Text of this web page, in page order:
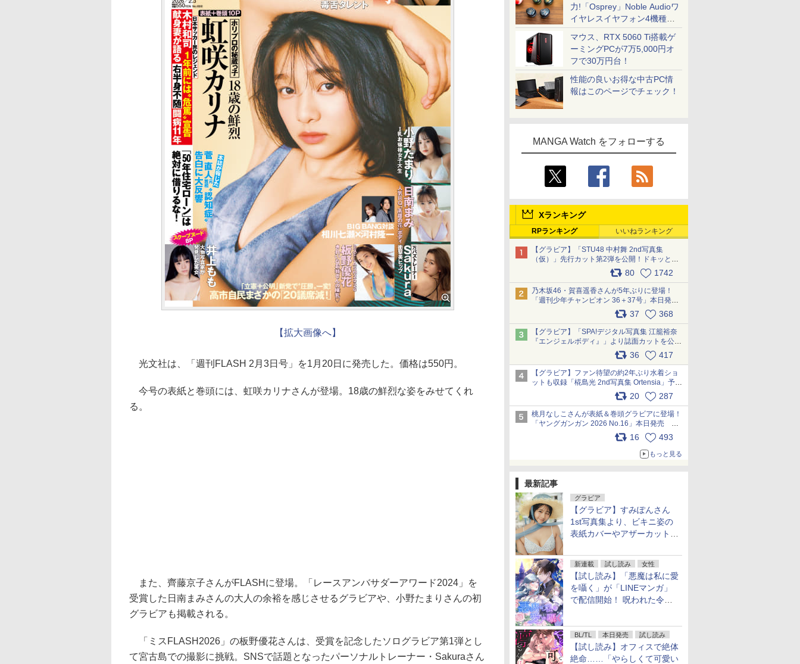
力!「Osprey」Noble Audioワ
イヤレスイヤフォン4機種を
一気に聴く
マウス、RTX 5060 Ti搭載ゲ
ーミングPCが7万5,000円オ
フで30万円台！
性能の良いお得な中古PC情
報はこのページでチェック！
MANGA Watch をフォローする
Xランキング
RPランキング いいねランキング
【グラビア】「STU48 中村舞 2nd写真集
（仮）」先行カット第2弾を公開！ドキッとす
るランジェリーカットなど新たな挑戦
80 1742
乃木坂46・賀喜遥香さんが5年ぶりに登場！
「週刊少年チャンピオン 36＋37号」本日発
売 pic.x.com/2Mo85ZlRvK
37 368
【グラビア】「SPA!デジタル写真集 江籠裕奈
『エンジェルボディ』」より誌面カットを公
開！ pic.x.com/Yl52UEMoko 36 417
【グラビア】ファン待望の約2年ぶり水着ショ
ットも収録「椛島光 2nd写真集 Ortensia」予約
20 287
桃月なしこさんが表紙＆巻頭グラビアに登場！
「ヤングガンガン 2026 No.16」本日発売
16 493
もっと見る
最新記事
グラビア
【グラビア】すみぽんさん
1st写真集より、ビキニ姿の
表紙カバーやアザーカットを
新連載 試し読み 女性
【試し読み】「悪魔は私に愛
を囁く」が「LINEマンガ」
で配信開始！ 呪われた令嬢×
BL/TL 本日発売 試し読み
【試し読み】オフィスで絶体
絶命……「やらしくて可愛い
【拡大画像へ】
光文社は、「週刊FLASH 2月3日号」を1月20日に発売した。価格は550円。
今号の表紙と巻頭には、虹咲カリナさんが登場。18歳の鮮烈な姿をみせてくれ
る。
また、齊藤京子さんがFLASHに登場。「レースアンバサダーアワード2024」を
受賞した日南まみさんの大人の余裕を感じさせるグラビアや、小野たまりさんの初
グラビアも掲載される。
「ミスFLASH2026」の板野優花さんは、受賞を記念したソログラビア第1弾とし
て宮古島での撮影に挑戦。SNSで話題となったパーソナルトレーナー・Sakuraさん